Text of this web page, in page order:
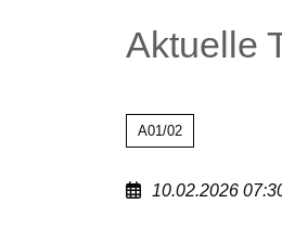
Aktuelle
A01/02
10.02.2026